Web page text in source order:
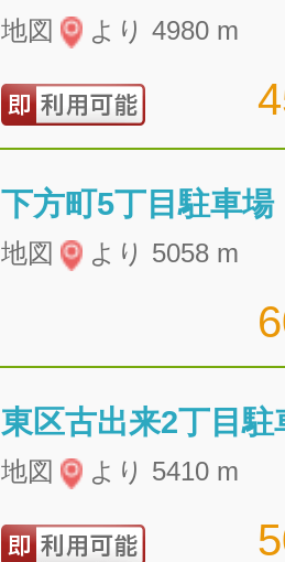
地図 より 4980 m
下方町5丁目駐車場
地図 より 5058 m
東区古出来2丁目駐
地図 より 5410 m